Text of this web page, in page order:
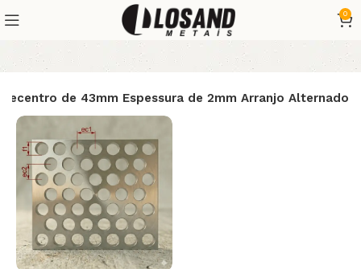
0
de 43mm Espessura de 2mm Arranjo Alternado